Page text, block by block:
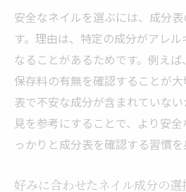
安全なネイルを選ぶには、成分
す。理由は、特定の成分がアレ
なることがあるためです。例え
保存料の有無を確認することが
表で不安な成分が含まれていな
見を参考にすることで、より安
っかりと成分表を確認する習慣を
好みに合わせたネイル成分の選